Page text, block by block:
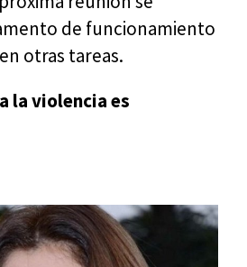
de funcionamiento
otras tareas.
la violencia es